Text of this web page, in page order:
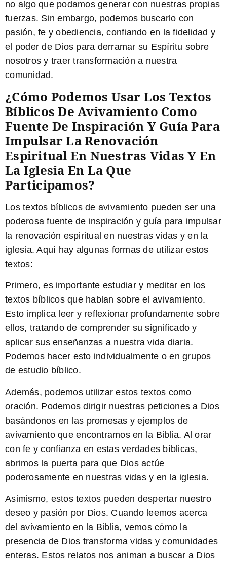
no algo que podamos generar con nuestras propias
fuerzas. Sin embargo, podemos buscarlo con
pasión, fe y obediencia, confiando en la fidelidad y
el poder de Dios para derramar su Espíritu sobre
nosotros y traer transformación a nuestra
comunidad.
¿Cómo Podemos Usar Los Textos
Bíblicos De Avivamiento Como
Fuente De Inspiración Y Guía Para
Impulsar La Renovación
Espiritual En Nuestras Vidas Y En
La Iglesia En La Que
Participamos?
Los textos bíblicos de avivamiento pueden ser una
poderosa fuente de inspiración y guía para impulsar
la renovación espiritual en nuestras vidas y en la
iglesia. Aquí hay algunas formas de utilizar estos
textos:
Primero, es importante estudiar y meditar en los
textos bíblicos que hablan sobre el avivamiento.
Esto implica leer y reflexionar profundamente sobre
ellos, tratando de comprender su significado y
aplicar sus enseñanzas a nuestra vida diaria.
Podemos hacer esto individualmente o en grupos
de estudio bíblico.
Además, podemos utilizar estos textos como
oración. Podemos dirigir nuestras peticiones a Dios
basándonos en las promesas y ejemplos de
avivamiento que encontramos en la Biblia. Al orar
con fe y confianza en estas verdades bíblicas,
abrimos la puerta para que Dios actúe
poderosamente en nuestras vidas y en la iglesia.
Asimismo, estos textos pueden despertar nuestro
deseo y pasión por Dios. Cuando leemos acerca
del avivamiento en la Biblia, vemos cómo la
presencia de Dios transforma vidas y comunidades
enteras. Estos relatos nos animan a buscar a Dios